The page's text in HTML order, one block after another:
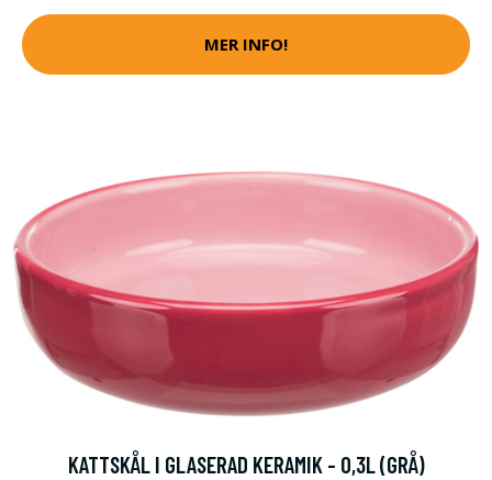
MER INFO!
KATTSKÅL I GLASERAD KERAMIK - 0,3L (GRÅ)